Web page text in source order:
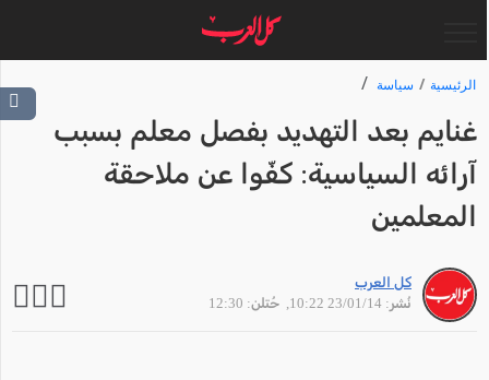
الرئيسية سياسة
غنايم بعد التهديد بفصل معلم بسبب
آرائه السياسية: كفّوا عن ملاحقة
المعلمين
كل العرب
نُشر: 23/01/14 10:22
, حُتلن: 12:30